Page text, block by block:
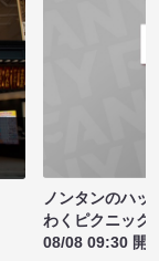
ノンタンのハッ
わくピクニック
08/08 09:30 開